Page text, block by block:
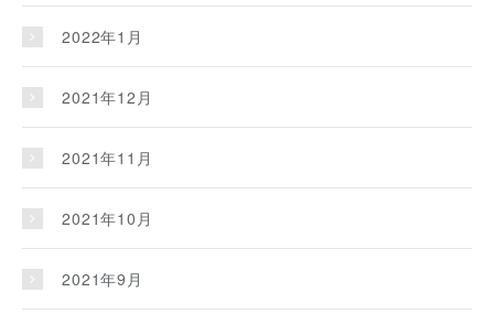
2022年1月
2021年12月
2021年11月
2021年10月
2021年9月